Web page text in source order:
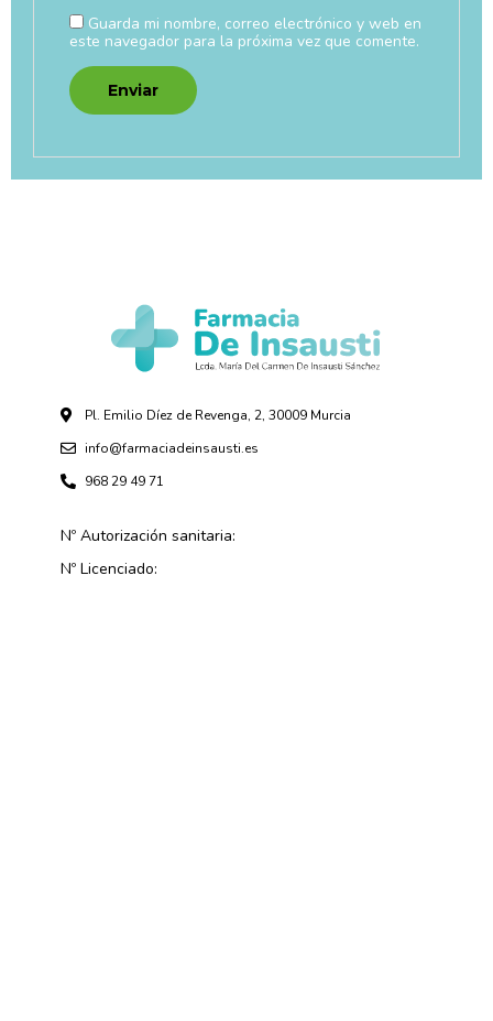
Guarda mi nombre, correo electrónico y web en
este navegador para la próxima vez que comente.
Pl. Emilio Díez de Revenga, 2, 30009 Murcia
info@farmaciadeinsausti.es
968 29 49 71
Nº Autorización sanitaria:
Nº Licenciado: